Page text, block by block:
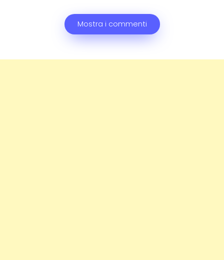
Mostra i commenti